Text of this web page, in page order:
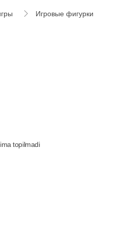
Игровые фигурки
topilmadi